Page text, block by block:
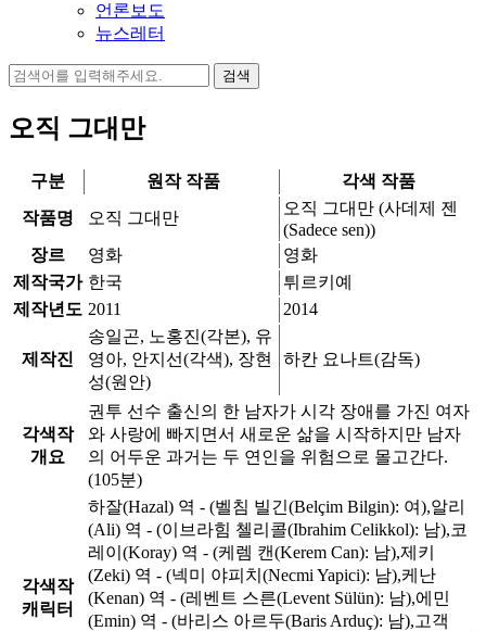
언론보도
뉴스레터
검
오직 그대만
구분 원작 작품
각색 작품
작품명
오직 그대만
오직 그대만 (사데제 젠
(Sadece sen))
장르
영화
영화
제작국가 한국
튀르키예
제작년도 2011 2014
제작진
송일곤, 노홍진(각본), 유
영아, 안지선(각색), 장현
성(원안)
하칸 요나트(감독)
각색작
개요
권투 선수 출신의 한 남자가 시각 장애를 가진 여자
와 사랑에 빠지면서 새로운 삶을 시작하지만 남자
의 어두운 과거는 두 연인을 위험으로 몰고간다.
(105분)
각색작
캐릭터
하잘(Hazal) 역 - (벨침 빌긴(Belçim Bilgin): 여),알리
(Ali) 역 - (이브라힘 첼리콜(Ibrahim Celikkol): 남),코
레이(Koray) 역 - (케렘 캔(Kerem Can): 남),제키
(Zeki) 역 - (넥미 야피치(Necmi Yapici): 남),케난
(Kenan) 역 - (레벤트 스른(Levent Sülün): 남),에민
(Emin) 역 - (바리스 아르두(Baris Arduç): 남),고객